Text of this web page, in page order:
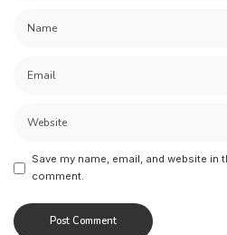
Save my name, email, and website in
comment.